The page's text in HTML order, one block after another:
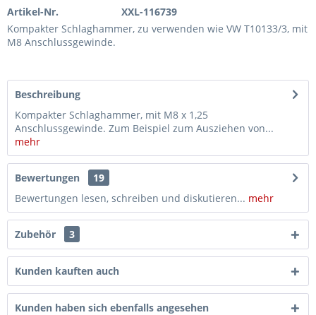
Artikel-Nr.
XXL-116739
Kompakter Schlaghammer, zu verwenden wie VW T10133/3, mit
M8 Anschlussgewinde.
Beschreibung
Kompakter Schlaghammer, mit M8 x 1,25
Anschlussgewinde. Zum Beispiel zum Ausziehen von...
mehr
Bewertungen
19
Bewertungen lesen, schreiben und diskutieren... mehr
Zubehör 3
Kunden kauften auch
Kunden haben sich ebenfalls angesehen